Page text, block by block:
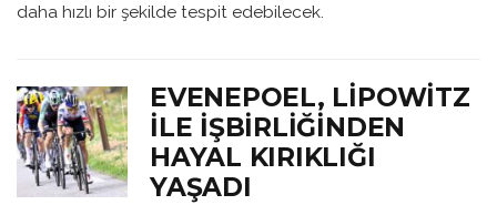
daha hızlı bir şekilde tespit edebilecek.
EVENEPOEL, LIPOWITZ
ILE İŞBIRLIĞINDEN
HAYAL KIRIKLIĞI
YAŞADI